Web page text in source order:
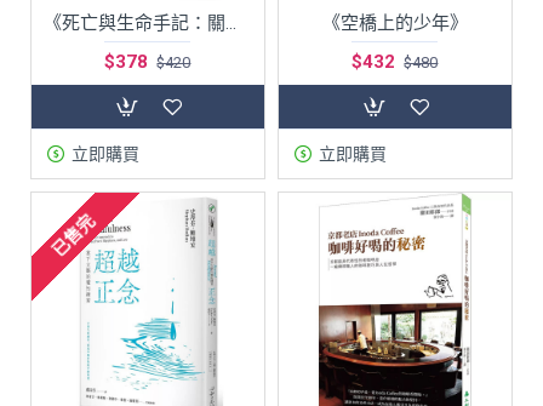
《死亡與生命手記：關於愛、失落、存在的意義》
$378 $420
立即購買
《空橋上的少年》
$432 $480
立即購買
已售完